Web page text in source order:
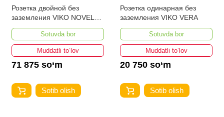
Розетка двойной без
заземления VIKO NOVELLA
GUMUS с защитой
Sotuvda bor
Muddatli to‘lov
71 875 so‘m
Sotib olish
Розетка одинарная без
заземления VIKO VERA
Sotuvda bor
Muddatli to‘lov
20 750 so‘m
Sotib olish